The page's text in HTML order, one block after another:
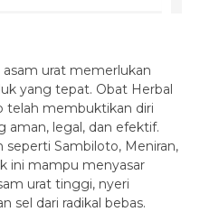
urat memerlukan
yang tepat. Obat Herbal
telah membuktikan diri
aman, legal, dan efektif.
Sambiloto, Meniran,
ini mampu menyasar
urat tinggi, nyeri
sel dari radikal bebas.